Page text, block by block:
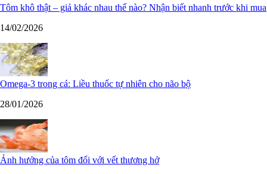
Tôm khô thật – giả khác nhau thế nào? Nhận biết nhanh trước khi mua
14/02/2026
Omega-3 trong cá: Liều thuốc tự nhiên cho não bộ
28/01/2026
Ảnh hưởng của tôm đối với vết thương hở